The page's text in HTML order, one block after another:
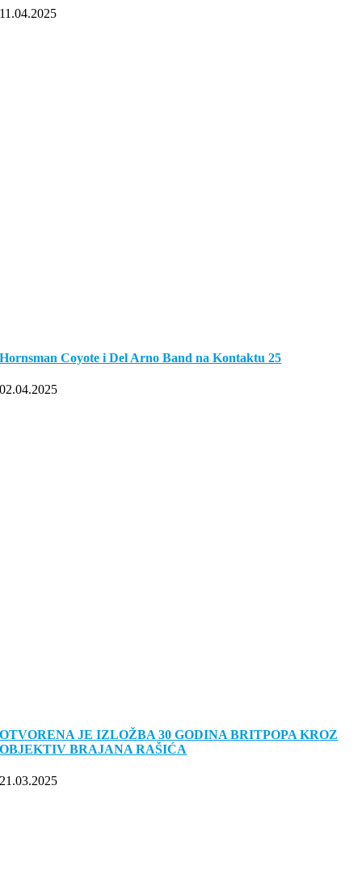
11.04.2025
Hornsman Coyote i Del Arno Band na Kontaktu 25
02.04.2025
OTVORENA JE IZLOŽBA 30 GODINA BRITPOPA KROZ
OBJEKTIV BRAJANA RAŠIĆA
21.03.2025